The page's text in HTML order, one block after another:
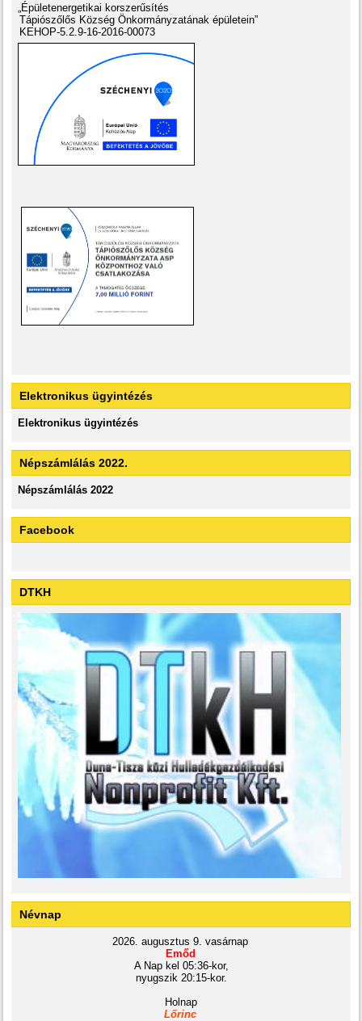
„Épületenergetikai korszerűsítés
Tápiószőlős Község Önkormányzatának épületein”
KEHOP-5.2.9-16-2016-00073
Elektronikus ügyintézés
Elektronikus ügyintézés
Népszámlálás 2022.
Népszámlálás 2022
Facebook
DTKH
Névnap
2026. augusztus 9. vasárnap
Emőd
A Nap kel 05:36-kor,
nyugszik 20:15-kor.
Holnap
Lőrinc